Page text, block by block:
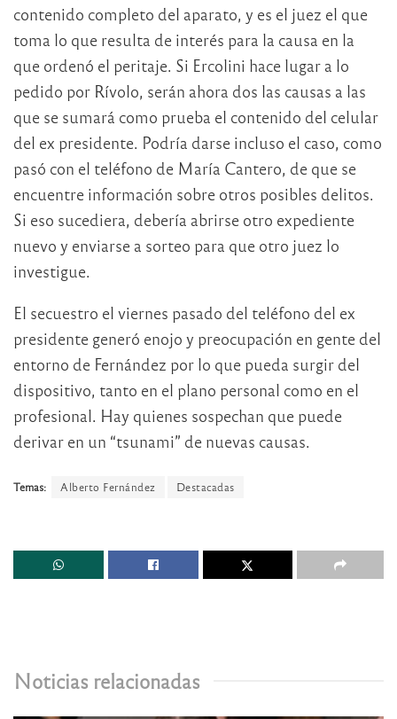
contenido completo del aparato, y es el juez el que
toma lo que resulta de interés para la causa en la
que ordenó el peritaje. Si Ercolini hace lugar a lo
pedido por Rívolo, serán ahora dos las causas a las
que se sumará como prueba el contenido del celular
del ex presidente. Podría darse incluso el caso, como
pasó con el teléfono de María Cantero, de que se
encuentre información sobre otros posibles delitos.
Si eso sucediera, debería abrirse otro expediente
nuevo y enviarse a sorteo para que otro juez lo
investigue.
El secuestro el viernes pasado del teléfono del ex
presidente generó enojo y preocupación en gente del
entorno de Fernández por lo que pueda surgir del
dispositivo, tanto en el plano personal como en el
profesional. Hay quienes sospechan que puede
derivar en un “tsunami” de nuevas causas.
Temas: Alberto Fernández Destacadas
Noticias relacionadas